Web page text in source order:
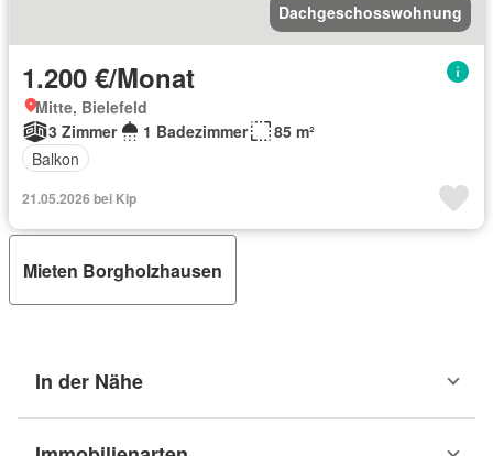
Dachgeschosswohnung
1.200 €/Monat
Mitte, Bielefeld
3 Zimmer
1 Badezimmer
85 m²
Balkon
21.05.2026 bei Kip
Mieten Borgholzhausen
In der Nähe